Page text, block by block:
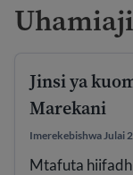
Uhamiaji
Jinsi ya
Marekani
Imerekebishwa Julai
Mtafuta